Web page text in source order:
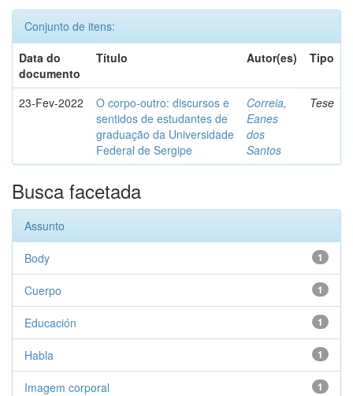
Conjunto de itens:
Data do
documento
Título Autor(es) Tipo
23-Fev-2022
O corpo-outro: discursos e
sentidos de estudantes de
graduação da Universidade
Federal de Sergipe
Correia,
Eanes
dos
Santos
Tese
Busca facetada
Assunto
1
Body
1
Cuerpo
1
Educación
1
Habla
1
Imagem corporal